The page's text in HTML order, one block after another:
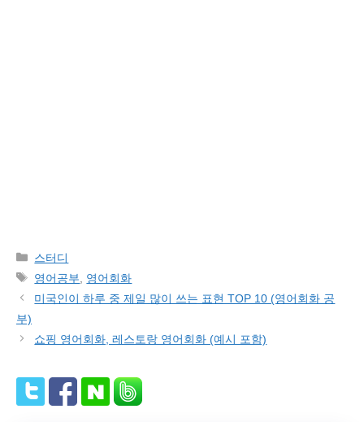
Categories
스터디
Tags
영어공부
영어회화
미국인이 하루 중 제일 많이 쓰는 표현 TOP 10 (영어회화 공
부)
쇼핑 영어회화, 레스토랑 영어회화 (예시 포함)